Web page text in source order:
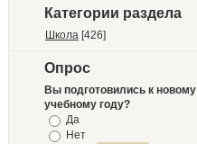
Категории раздела
Школа [426]
Опрос
Вы подготовились к новому
учебному году?
Да
Нет